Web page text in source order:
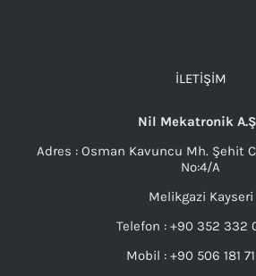
İLETIŞIM
Nil Mekatronik
Adres : Osman Kavuncu Mh. Şehit
No:4/A
Melikgazi Kayseri
Telefon : +90 352 332
Mobil : +90 506 181